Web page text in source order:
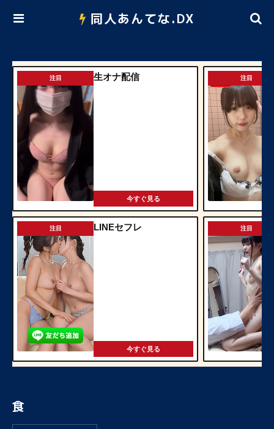
同人あんてな.DX
注目 生オナ配信
今すぐ見る
注目 LINEセフレ
今すぐ見る
注目
注目
食